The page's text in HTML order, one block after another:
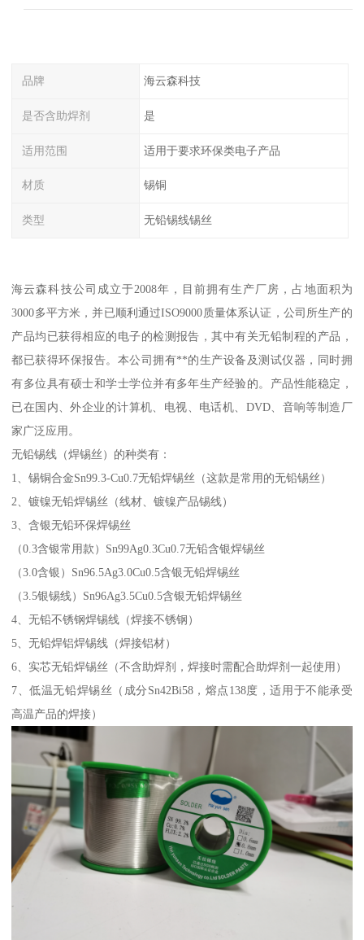
品牌 海云森科技
是否含助焊剂 是
适用范围 适用于要求环保类电子产品
材质 锡铜
类型 无铅锡线锡丝
海云森科技公司成立于2008年，目前拥有生产厂房，占地面积为
3000多平方米，并已顺利通过ISO9000质量体系认证，公司所生产的
产品均已获得相应的电子的检测报告，其中有关无铅制程的产品，
都已获得环保报告。本公司拥有**的生产设备及测试仪器，同时拥
有多位具有硕士和学士学位并有多年生产经验的。产品性能稳定，
已在国内、外企业的计算机、电视、电话机、DVD、音响等制造厂
家广泛应用。
无铅锡线（焊锡丝）的种类有：
1、锡铜合金Sn99.3-Cu0.7无铅焊锡丝（这款是常用的无铅锡丝）
2、镀镍无铅焊锡丝（线材、镀镍产品锡线）
3、含银无铅环保焊锡丝
（0.3含银常用款）Sn99Ag0.3Cu0.7无铅含银焊锡丝
（3.0含银）Sn96.5Ag3.0Cu0.5含银无铅焊锡丝
（3.5银锡线）Sn96Ag3.5Cu0.5含银无铅焊锡丝
4、无铅不锈钢焊锡线（焊接不锈钢）
5、无铅焊铝焊锡线（焊接铝材）
6、实芯无铅焊锡丝（不含助焊剂，焊接时需配合助焊剂一起使用）
7、低温无铅焊锡丝（成分Sn42Bi58，熔点138度，适用于不能承受
高温产品的焊接）